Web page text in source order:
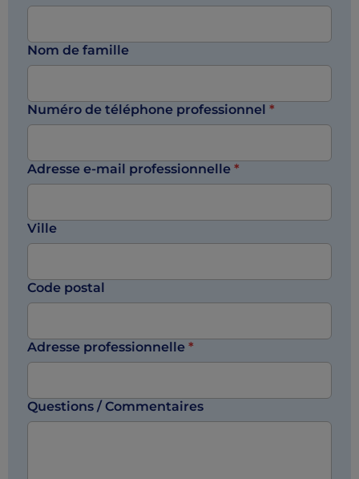
Nom de famille
Numéro de téléphone professionnel *
Adresse e-mail professionnelle *
Ville
Code postal
Adresse professionnelle *
Questions / Commentaires